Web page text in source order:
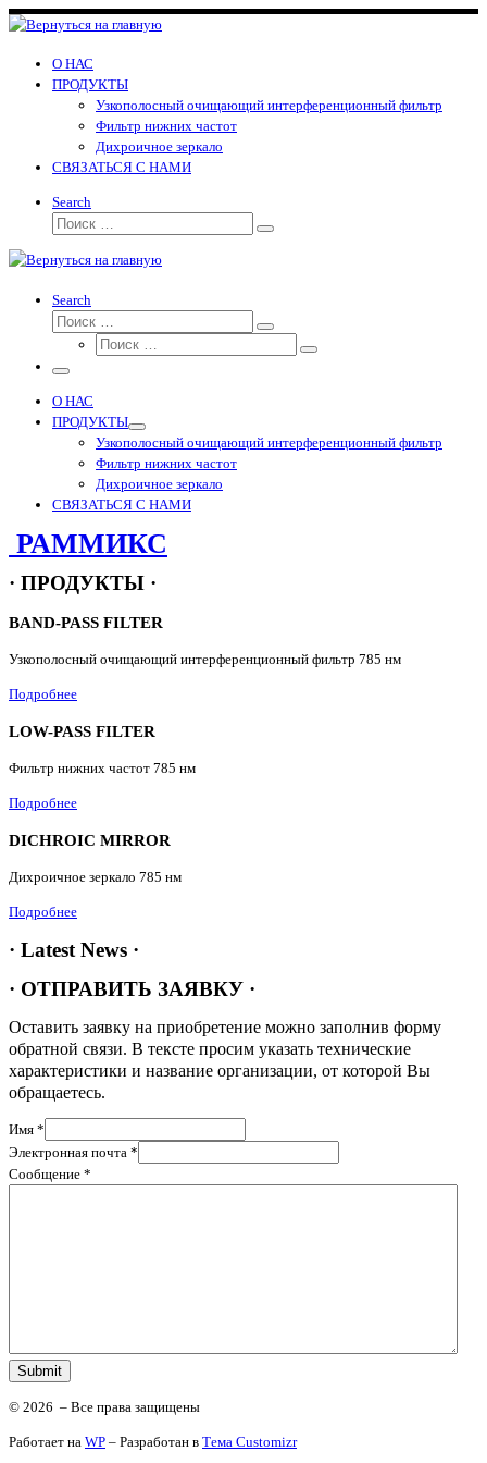
Перейти
содержимому
О НАС
ПРОДУКТЫ
Узкополосный очищающий интерференционный фильтр
Фильтр нижних частот
Дихроичное зеркало
СВЯЗАТЬСЯ С НАМИ
Search
Поиск
Поиск
Search
Поиск
Поиск
Поиск
Поиск
Меню
О НАС
ПРОДУКТЫ
Узкополосный очищающий интерференционный фильтр
Фильтр нижних частот
Дихроичное зеркало
СВЯЗАТЬСЯ С НАМИ
РАММИКС
· ПРОДУКТЫ ·
BAND-PASS FILTER
Узкополосный очищающий интерференционный фильтр 785 нм
Подробнее
LOW-PASS FILTER
Фильтр нижних частот 785 нм
Подробнее
DICHROIC MIRROR
Дихроичное зеркало 785 нм
Подробнее
· Latest News ·
· ОТПРАВИТЬ ЗАЯВКУ ·
Оставить заявку на приобретение можно заполнив форму
обратной связи. В тексте просим указать технические
характеристики и название организации, от которой Вы
обращаетесь.
Имя *
Электронная почта *
Сообщение *
© 2026 – Все права защищены
Работает на WP – Разработан в Тема Customizr